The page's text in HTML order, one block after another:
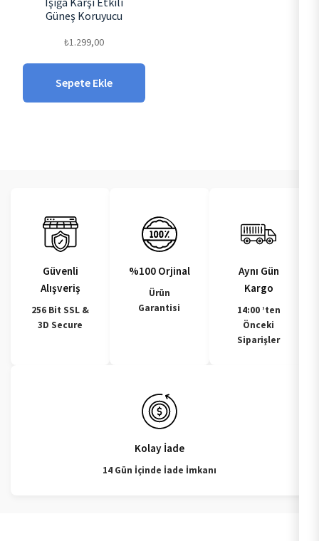
Güneş Koruyucu
₺1.299,00
Sepete Ekle
Güvenli
Alışveriş
256 Bit SSL &
3D Secure
%100 Orjinal
Ürün
Garantisi
Aynı Gün
Kargo
14:00 ’ten
Önceki
Siparişler
Kolay İade
14 Gün İçinde İade İmkanı